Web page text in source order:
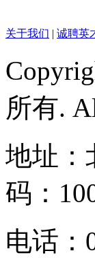
关于我们 | 诚聘英
所有.
地址：
码：
电话：